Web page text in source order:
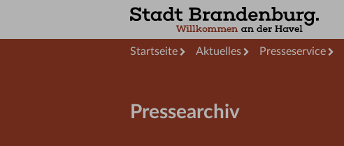
Startseite Aktuelles Presseservice
Pressearchiv